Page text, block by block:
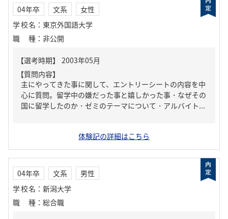
04年卒 文系
女性
学校名 ： 東京外国語大学
職種 ： 非公開
【質問内容】
主にやってきた事に関して、エントリーシートの内容を中
心に質問。留学中の嫌だった事と嬉しかった事・なぜその
国に留学したのか・ゼミのテーマについて・アルバイト...
体験記の詳細はこちら
04年卒 文系
男性
学校名 ： 新潟大学
職種 ： 総合職